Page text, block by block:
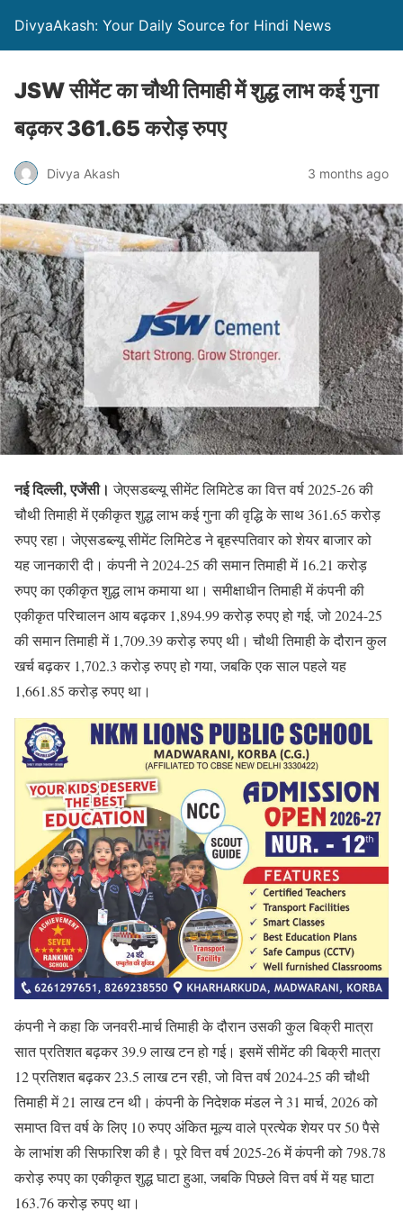
DivyaAkash: Your Daily Source for Hindi News
JSW सीमेंट का चौथी तिमाही में शुद्ध लाभ कई गुना
बढ़कर 361.65 करोड़ रुपए
Divya Akash 3 months ago
नई दिल्ली, एजेंसी। जेएसडब्ल्यू सीमेंट लिमिटेड का वित्त वर्ष 2025-26 की
चौथी तिमाही में एकीकृत शुद्ध लाभ कई गुना की वृद्धि के साथ 361.65 करोड़
रुपए रहा। जेएसडब्ल्यू सीमेंट लिमिटेड ने बृहस्पतिवार को शेयर बाजार को
यह जानकारी दी। कंपनी ने 2024-25 की समान तिमाही में 16.21 करोड़
रुपए का एकीकृत शुद्ध लाभ कमाया था। समीक्षाधीन तिमाही में कंपनी की
एकीकृत परिचालन आय बढ़कर 1,894.99 करोड़ रुपए हो गई, जो 2024-25
की समान तिमाही में 1,709.39 करोड़ रुपए थी। चौथी तिमाही के दौरान कुल
खर्च बढ़कर 1,702.3 करोड़ रुपए हो गया, जबकि एक साल पहले यह
1,661.85 करोड़ रुपए था।
कंपनी ने कहा कि जनवरी-मार्च तिमाही के दौरान उसकी कुल बिक्री मात्रा
सात प्रतिशत बढ़कर 39.9 लाख टन हो गई। इसमें सीमेंट की बिक्री मात्रा
12 प्रतिशत बढ़कर 23.5 लाख टन रही, जो वित्त वर्ष 2024-25 की चौथी
तिमाही में 21 लाख टन थी। कंपनी के निदेशक मंडल ने 31 मार्च, 2026 को
समाप्त वित्त वर्ष के लिए 10 रुपए अंकित मूल्य वाले प्रत्येक शेयर पर 50 पैसे
के लाभांश की सिफारिश की है। पूरे वित्त वर्ष 2025-26 में कंपनी को 798.78
करोड़ रुपए का एकीकृत शुद्ध घाटा हुआ, जबकि पिछले वित्त वर्ष में यह घाटा
163.76 करोड़ रुपए था।